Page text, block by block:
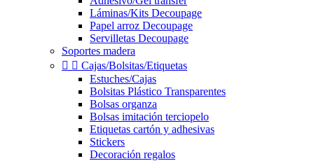
Láminas/Kits Decoupage
Papel arroz Decoupage
Servilletas Decoupage
Soportes madera
  Cajas/Bolsitas/Etiquetas
Estuches/Cajas
Bolsitas Plástico Transparentes
Bolsas organza
Bolsas imitación terciopelo
Etiquetas cartón y adhesivas
Stickers
Decoración regalos